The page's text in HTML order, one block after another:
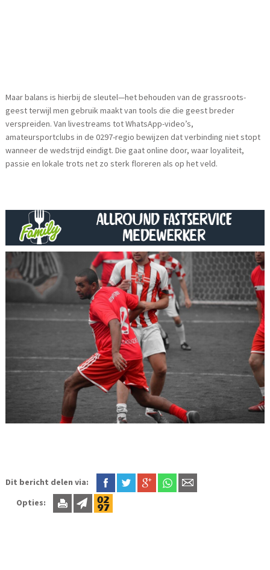
Maar balans is hierbij de sleutel—het behouden van de grassroots-
geest terwijl men gebruik maakt van tools die die geest breder
verspreiden. Van livestreams tot WhatsApp-video’s,
amateursportclubs in de 0297-regio bewijzen dat verbinding niet stopt
wanneer de wedstrijd eindigt. Die gaat online door, waar loyaliteit,
passie en lokale trots net zo sterk floreren als op het veld.
Dit bericht delen via:
Opties: